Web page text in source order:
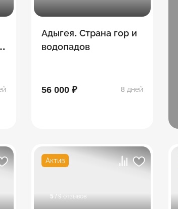
Адыгея. Страна гор и
водопадов
56 000 ₽ 8 дней
Актив
5 / 9 отзывов